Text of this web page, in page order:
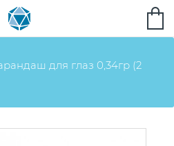
для глаз 0,34гр (2